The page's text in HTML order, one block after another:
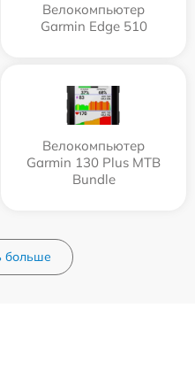
Велокомпьютер
Garmin Edge 510
Велокомпьютер
Garmin 130 Plus MTB
Bundle
больше